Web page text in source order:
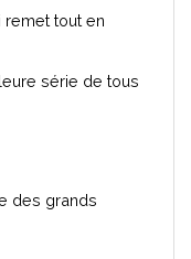
remet tout en
série de tous
des grands